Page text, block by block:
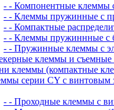
- - Компонентные клеммы
- - Клеммы пружинные с
- - Компактные
- - Клеммы пружиннные с
- - Пружинные клеммы с
клеммы и съемные
клеммы (компактные
серии CY с винтовым
- - Проходные клеммы с